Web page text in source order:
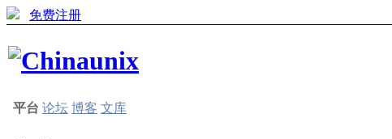
免费注册
平台 论坛 博客 文库